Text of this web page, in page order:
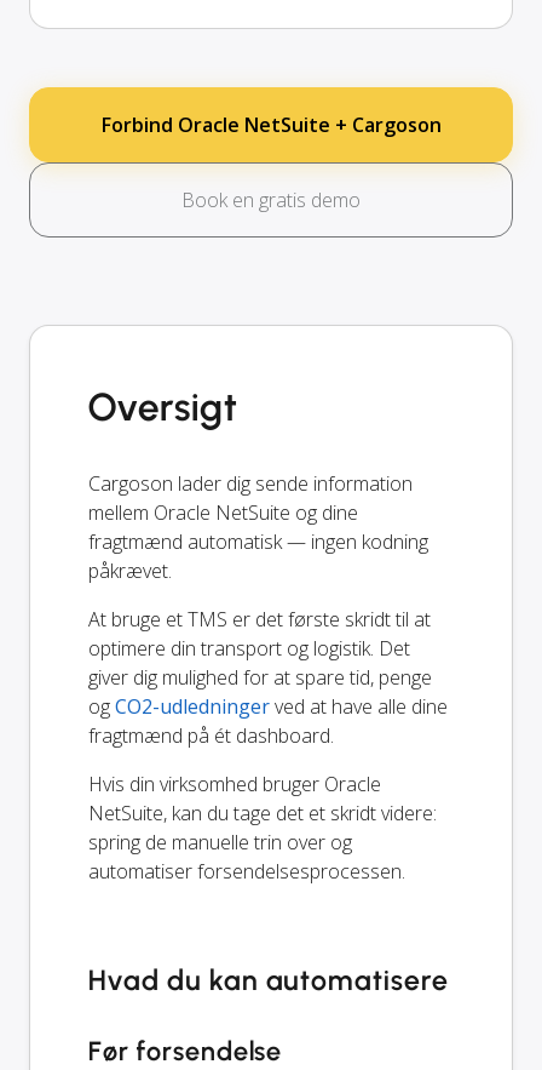
Forbind Oracle NetSuite + Cargoson
Book en gratis demo
Oversigt
Cargoson lader dig sende information
mellem Oracle NetSuite og dine
fragtmænd automatisk — ingen kodning
påkrævet.
At bruge et TMS er det første skridt til at
optimere din transport og logistik. Det
giver dig mulighed for at spare tid, penge
ogCO2-udledningerved at have alle dine
fragtmænd på ét dashboard.
Hvis din virksomhed bruger Oracle
NetSuite, kan du tage det et skridt videre:
spring de manuelle trin over og
automatiser forsendelsesprocessen.
Hvad du kan automatisere
Før forsendelse